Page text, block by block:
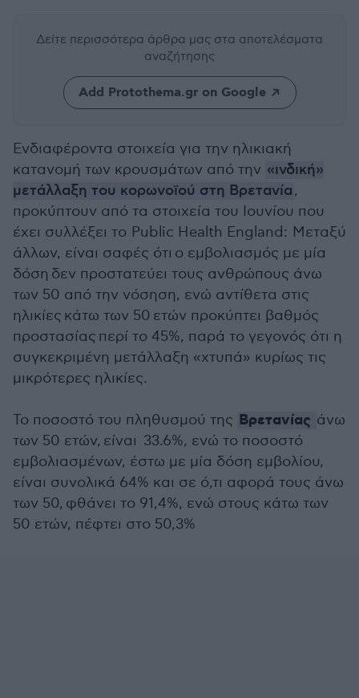
Δείτε περισσότερα άρθρα μας στα αποτελέσματα
αναζήτησης
Add Protothema.gr on Google
Ενδιαφέροντα στοιχεία για την ηλικιακή
κατανομή των κρουσμάτων από την «ινδική»
μετάλλαξη του κορωνοϊού στη Βρετανία,
προκύπτουν από τα στοιχεία του Ιουνίου που
έχει συλλέξει το Public Health England: Μεταξύ
άλλων, είναι σαφές ότι ο εμβολιασμός με μία
δόση δεν προστατεύει τους ανθρώπους άνω
των 50 από την νόσηση, ενώ αντίθετα στις
ηλικίες κάτω των 50 ετών προκύπτει βαθμός
προστασίας περί το 45%, παρά το γεγονός ότι η
συγκεκριμένη μετάλλαξη «χτυπά» κυρίως τις
μικρότερες ηλικίες.
Το ποσοστό του πληθυσμού της Βρετανίας άνω
των 50 ετών, είναι 33.6%, ενώ το ποσοστό
εμβολιασμένων, έστω με μία δόση εμβολίου,
είναι συνολικά 64% και σε ό,τι αφορά τους άνω
των 50, φθάνει το 91,4%, ενώ στους κάτω των
50 ετών, πέφτει στο 50,3%